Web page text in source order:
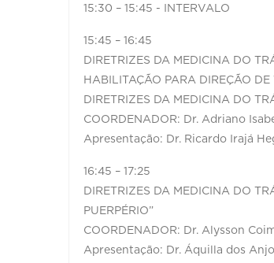
15:30 – 15:45 - INTERVALO
15:45 – 16:45
DIRETRIZES DA MEDICINA DO
HABILITAÇÃO PARA DIREÇÃO
DIRETRIZES DA MEDICINA DO
COORDENADOR: Dr. Adriano
Apresentação: Dr. Ricardo Irajá
16:45 – 17:25
DIRETRIZES DA MEDICINA DO
PUERPÉRIO”
COORDENADOR: Dr. Alysson
Apresentação: Dr. Áquilla dos